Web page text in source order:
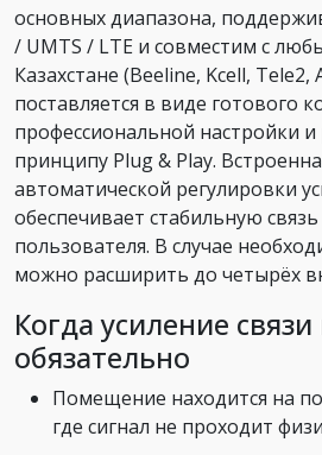
основных диапазона,
/ UMTS / LTE и совместим с
Казахстане (Beeline, Kcell, Tele2,
поставляется в виде готового
профессиональной настройки и
принципу Plug & Play.
автоматической регулировки
обеспечивает стабильную
пользователя. В случае
можно расширить до четырёх
Когда усиление
обязательно
Помещение находится на
где сигнал не проходит